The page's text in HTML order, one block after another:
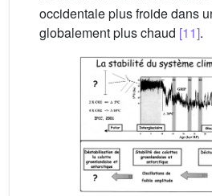
occidentale plus froide dans
globalement plus chaud [11].